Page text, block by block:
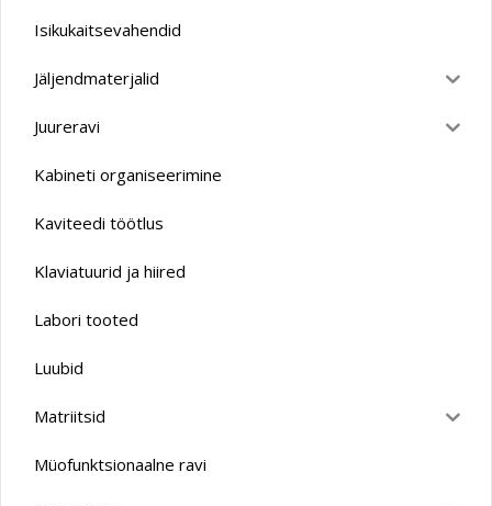
Isikukaitsevahendid
Jäljendmaterjalid
Juureravi
Kabineti organiseerimine
Kaviteedi töötlus
Klaviatuurid ja hiired
Labori tooted
Luubid
Matriitsid
Müofunktsionaalne ravi